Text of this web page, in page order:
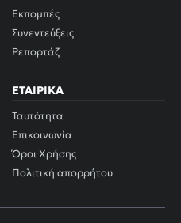
Εκπομπές
Συνεντεύξεις
Ρεπορτάζ
ΕΤΑΙΡΙΚΆ
Ταυτότητα
Επικοινωνία
Όροι Χρήσης
Πολιτική απορρήτου